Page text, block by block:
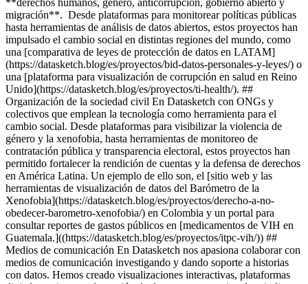
migración**. Desde plataformas para monitorear políticas públicas
hasta herramientas de análisis de datos abiertos, estos proyectos han
impulsado el cambio social en distintas regiones del mundo, como
una [comparativa de leyes de protección de datos en LATAM]
(https://datasketch.blog/es/proyectos/bid-datos-personales-y-leyes/) o
una [plataforma para visualización de corrupción en salud en Reino
Unido](https://datasketch.blog/es/proyectos/ti-health/). ##
Organización de la sociedad civil En Datasketch con ONGs y
colectivos que emplean la tecnología como herramienta para el
cambio social. Desde plataformas para visibilizar la violencia de
género y la xenofobia, hasta herramientas de monitoreo de
contratación pública y transparencia electoral, estos proyectos han
permitido fortalecer la rendición de cuentas y la defensa de derechos
en América Latina. Un ejemplo de ello son, el [sitio web y las
herramientas de visualización de datos del Barómetro de la
Xenofobia](https://datasketch.blog/es/proyectos/derecho-a-no-
obedecer-barometro-xenofobia/) en Colombia y un portal para
consultar reportes de gastos públicos en [medicamentos de VIH en
Guatemala.]((https://datasketch.blog/es/proyectos/itpc-vih/)) ##
Medios de comunicación En Datasketch nos apasiona colaborar con
medios de comunicación investigando y dando soporte a historias
con datos. Hemos creado visualizaciones interactivas, plataformas